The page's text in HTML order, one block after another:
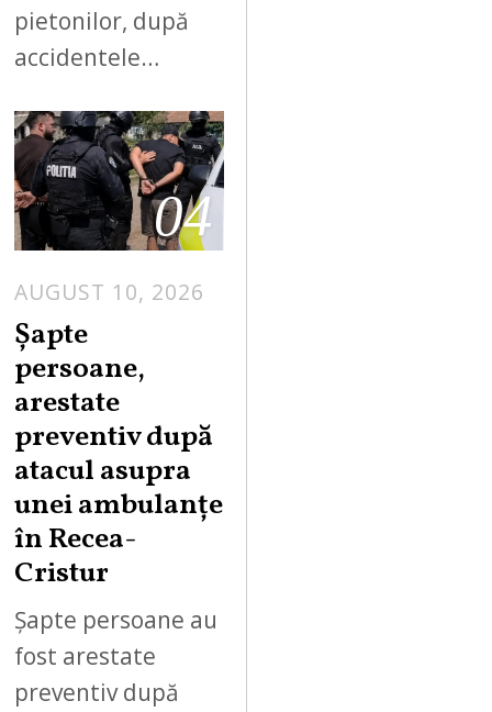
pietonilor, după
accidentele…
04
AUGUST 10, 2026
Șapte
persoane,
arestate
preventiv după
atacul asupra
unei ambulanțe
în Recea-
Cristur
Șapte persoane au
fost arestate
preventiv după